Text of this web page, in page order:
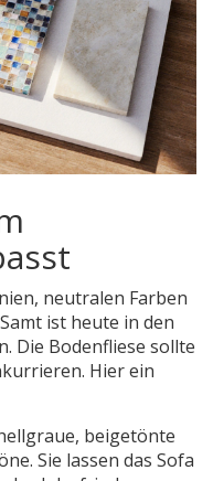
neutralen Farben
ist heute in den
Die Bodenfliese sollte
Hier ein
beigetönte
Sie lassen das Sofa